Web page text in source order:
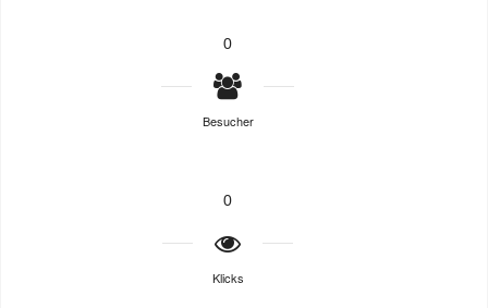
0
Besucher
0
Klicks